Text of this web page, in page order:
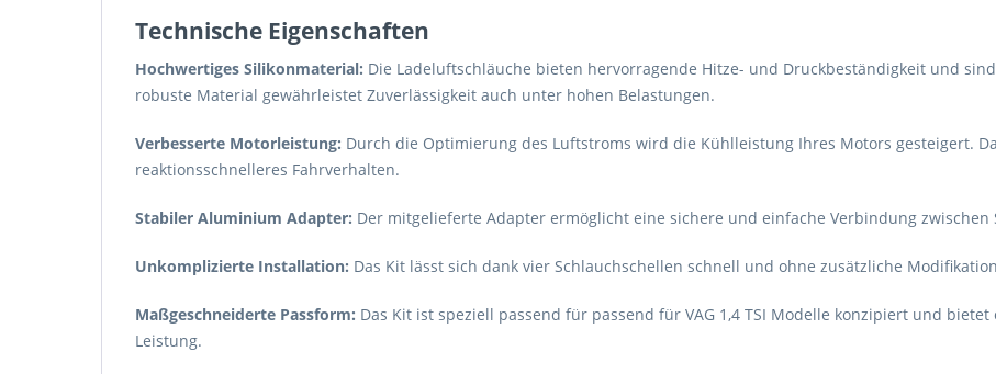
Technische Eigenschaften
Hochwertiges Silikonmaterial: Die Ladeluftschläuche bieten hervorragende Hitze- und Druckbeständigkeit und
robuste Material gewährleistet Zuverlässigkeit auch unter hohen Belastungen.
Verbesserte Motorleistung: Durch die Optimierung des Luftstroms wird die Kühlleistung Ihres Motors gesteigert.
reaktionsschnelleres Fahrverhalten.
Stabiler Aluminium Adapter: Der mitgelieferte Adapter ermöglicht eine sichere und einfache Verbindung
Unkomplizierte Installation: Das Kit lässt sich dank vier Schlauchschellen schnell und ohne zusätzliche
Maßgeschneiderte Passform: Das Kit ist speziell passend für passend für VAG 1,4 TSI Modelle konzipiert und
Leistung.